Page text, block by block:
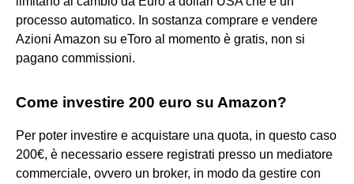
processo automatico. In sostanza comprare e vendere
Azioni Amazon su eToro al momento è gratis, non si
pagano commissioni.
Come investire 200 euro su Amazon?
Per poter investire e acquistare una quota, in questo caso
200€, è necessario essere registrati presso un mediatore
commerciale, ovvero un broker, in modo da gestire con